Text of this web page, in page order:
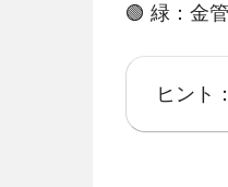
🟢 緑：金
ヒント